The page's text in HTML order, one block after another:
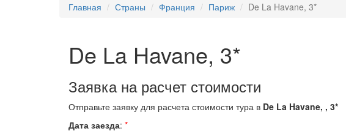
Главная Страны Франция Париж De La Havane, 3*
De La Havane, 3*
Заявка на расчет стоимости
Отправьте заявку для расчета стоимости тура в De La Havane, , 3*
Дата заезда: *